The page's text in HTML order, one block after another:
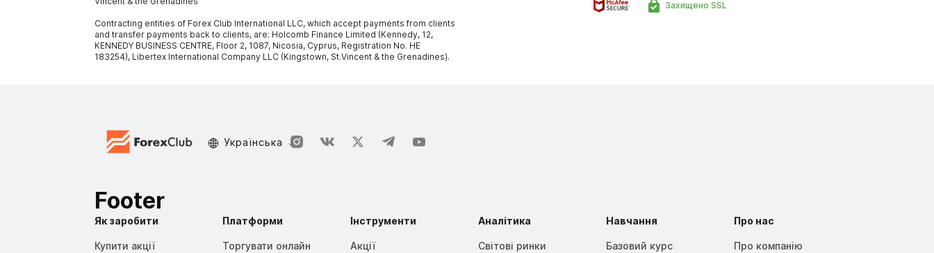
Contracting entities of Forex Club International LLC, which accept payments from clients
and transfer payments back to clients, are: Holcomb Finance Limited (Kennedy, 12,
KENNEDY BUSINESS CENTRE, Floor 2, 1087, Nicosia, Cyprus, Registration No. HE
183254), Libertex International Company LLC (Kingstown, St.Vincent & the Grenadines).
Захищено SSL
Украïнська
Footer
Як заробити
Купити акції
Платформи
Торгувати онлайн
Інструменти
Акції
Аналітика
Світові ринки
Навчання
Базовий курс
Про нас
Про компанію